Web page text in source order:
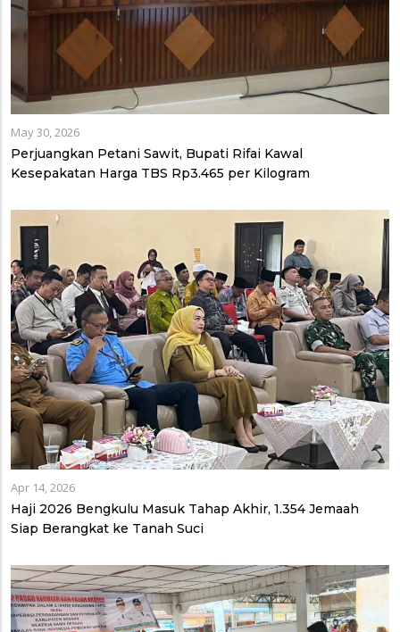
May 30, 2026
Perjuangkan Petani Sawit, Bupati Rifai Kawal
Kesepakatan Harga TBS Rp3.465 per Kilogram
Apr 14, 2026
Haji 2026 Bengkulu Masuk Tahap Akhir, 1.354 Jemaah
Siap Berangkat ke Tanah Suci